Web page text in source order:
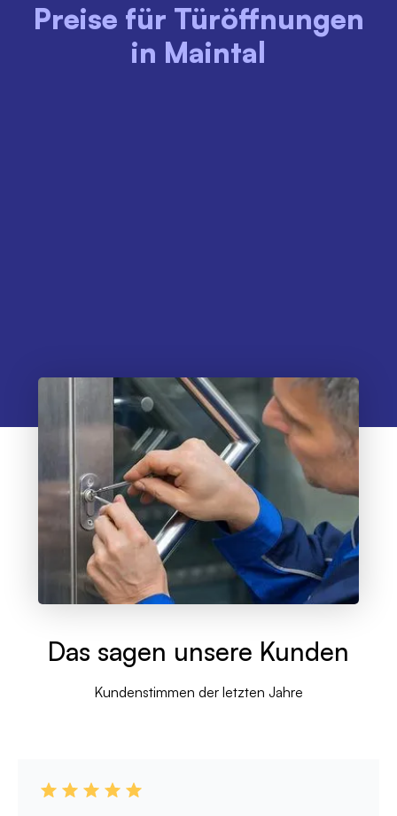
Preise für Türöffnungen
in Maintal
Das sagen unsere Kunden
Kundenstimmen der letzten Jahre